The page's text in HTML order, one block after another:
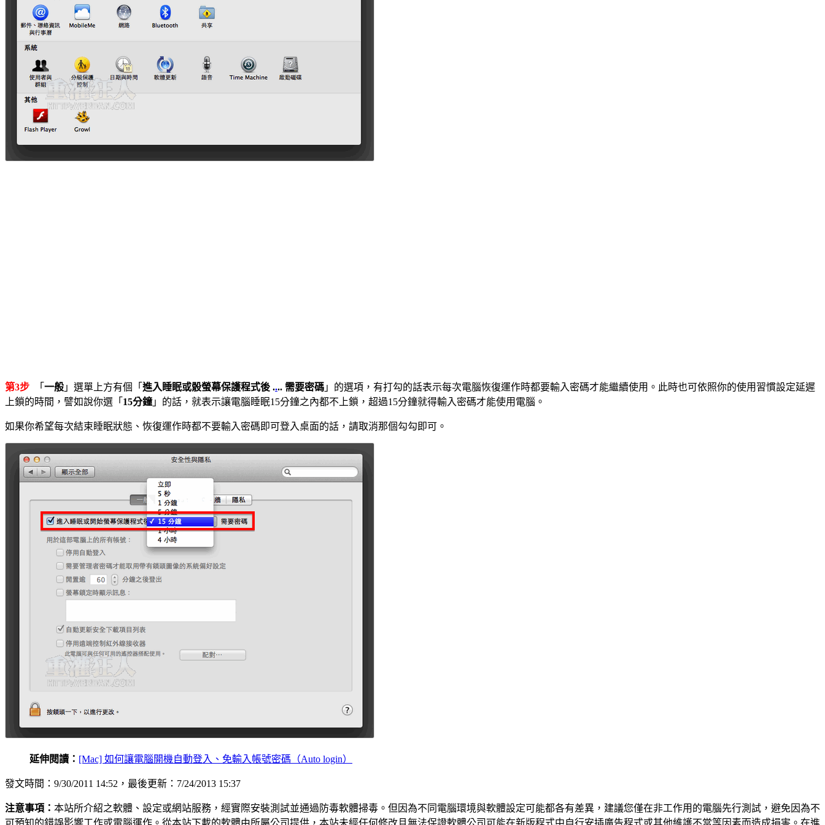
第3步 「 一般 」選單上方有個「 進入睡眠或骰螢幕保護程式後 .... 需要密碼 」的選項，有打勾的話表示每次電腦恢復運作時都要輸入密碼才能繼續使用。此時也可依照你的使用習慣設定延遲
上鎖的時間，譬如說你選「 15分鐘」的話，就表示讓電腦睡眠15分鐘之內都不上鎖，超過15分鐘就得輸入密碼才能使用電腦。
如果你希望每次結束睡眠狀態、恢復運作時都不要輸入密碼即可登入桌面的話，請取消那個勾勾即可。
延伸閱讀： [Mac] 如何讓電腦開機自動登入、免輸入帳號密碼（Auto login）
發文時間：9/30/2011 14:52，最後更新：7/24/2013 15:37
注意事項： 本站所介紹之軟體、設定或網站服務，經實際安裝測試並通過防毒軟體掃毒。但因為不同電腦環境與軟體設定可能都各有差異，建議您僅在非工作用的電腦先行測試，避免因為不